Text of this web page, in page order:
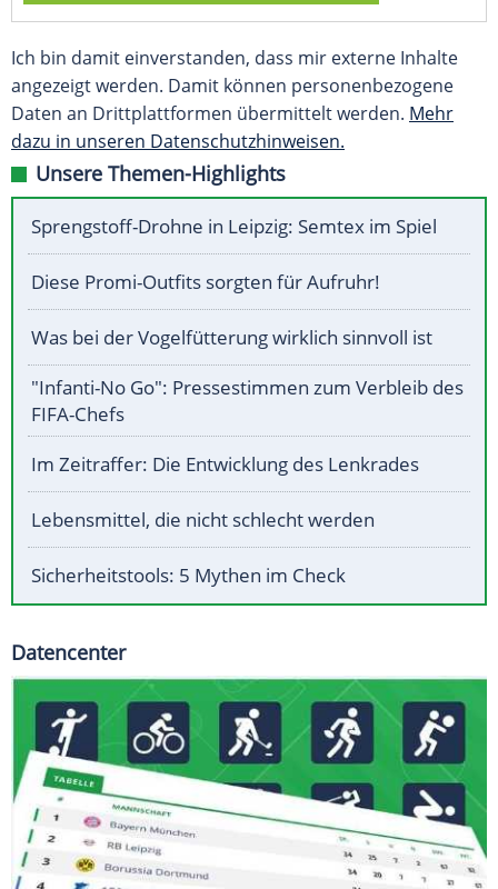
Ich bin damit einverstanden, dass mir externe Inhalte
angezeigt werden. Damit können personenbezogene
Daten an Drittplattformen übermittelt werden. Mehr
dazu in unseren Datenschutzhinweisen.
Unsere Themen-Highlights
Sprengstoff-Drohne in Leipzig: Semtex im Spiel
Diese Promi-Outfits sorgten für Aufruhr!
Was bei der Vogelfütterung wirklich sinnvoll ist
"Infanti-No Go": Pressestimmen zum Verbleib des
FIFA-Chefs
Im Zeitraffer: Die Entwicklung des Lenkrades
Lebensmittel, die nicht schlecht werden
Sicherheitstools: 5 Mythen im Check
Datencenter